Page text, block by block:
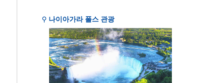
⚲ 나이아가라 폴스 관광